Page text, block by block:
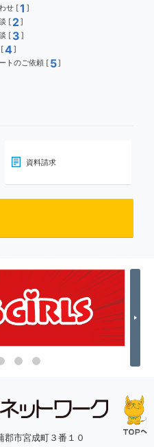
せ [1 ]
[ 2]
[ 3 ]
[4]
トのご依頼 [ 5]
資料請求
Next
市宮成町３番１０